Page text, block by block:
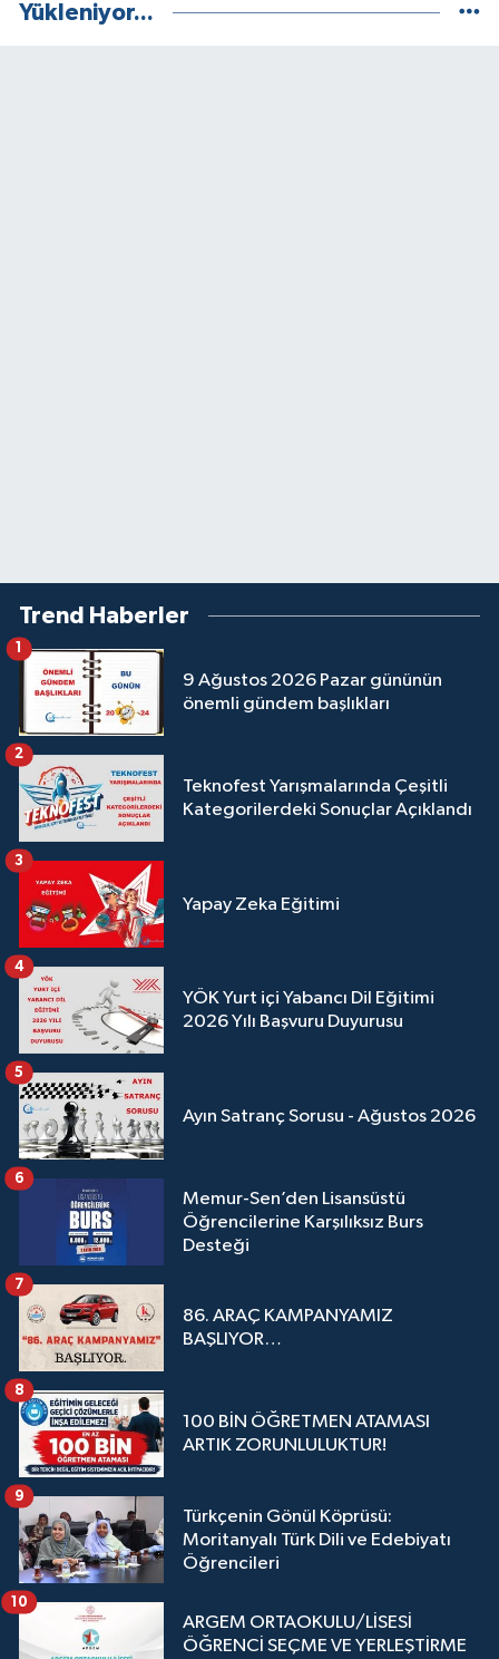
Yükleniyor...
Trend Haberler
9 Ağustos 2026 Pazar gününün
önemli gündem başlıkları
Teknofest Yarışmalarında Çeşitli
Kategorilerdeki Sonuçlar Açıklandı
2
Yapay Zeka Eğitimi
3
YÖK Yurt içi Yabancı Dil Eğitimi
2026 Yılı Başvuru Duyurusu
4
Ayın Satranç Sorusu - Ağustos 2026
5
Memur-Sen’den Lisansüstü
Öğrencilerine Karşılıksız Burs
Desteği
6
86. ARAÇ KAMPANYAMIZ
BAŞLIYOR…
7
100 BİN ÖĞRETMEN ATAMASI
ARTIK ZORUNLULUKTUR!
8
Türkçenin Gönül Köprüsü:
Moritanyalı Türk Dili ve Edebiyatı
Öğrencileri
9
ARGEM ORTAOKULU/LİSESİ
ÖĞRENCİ SEÇME VE YERLEŞTİRME
10